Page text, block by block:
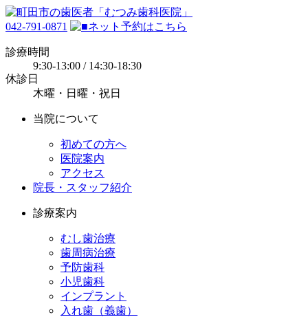
042-791-0871
診療時間
9:30-13:00 / 14:30-18:30
休診日
木曜・日曜・祝日
当院について
初めての方へ
医院案内
アクセス
院長・スタッフ紹介
診療案内
むし歯治療
歯周病治療
予防歯科
小児歯科
インプラント
入れ歯（義歯）